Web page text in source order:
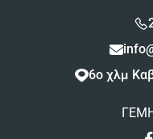
6ο χλμ